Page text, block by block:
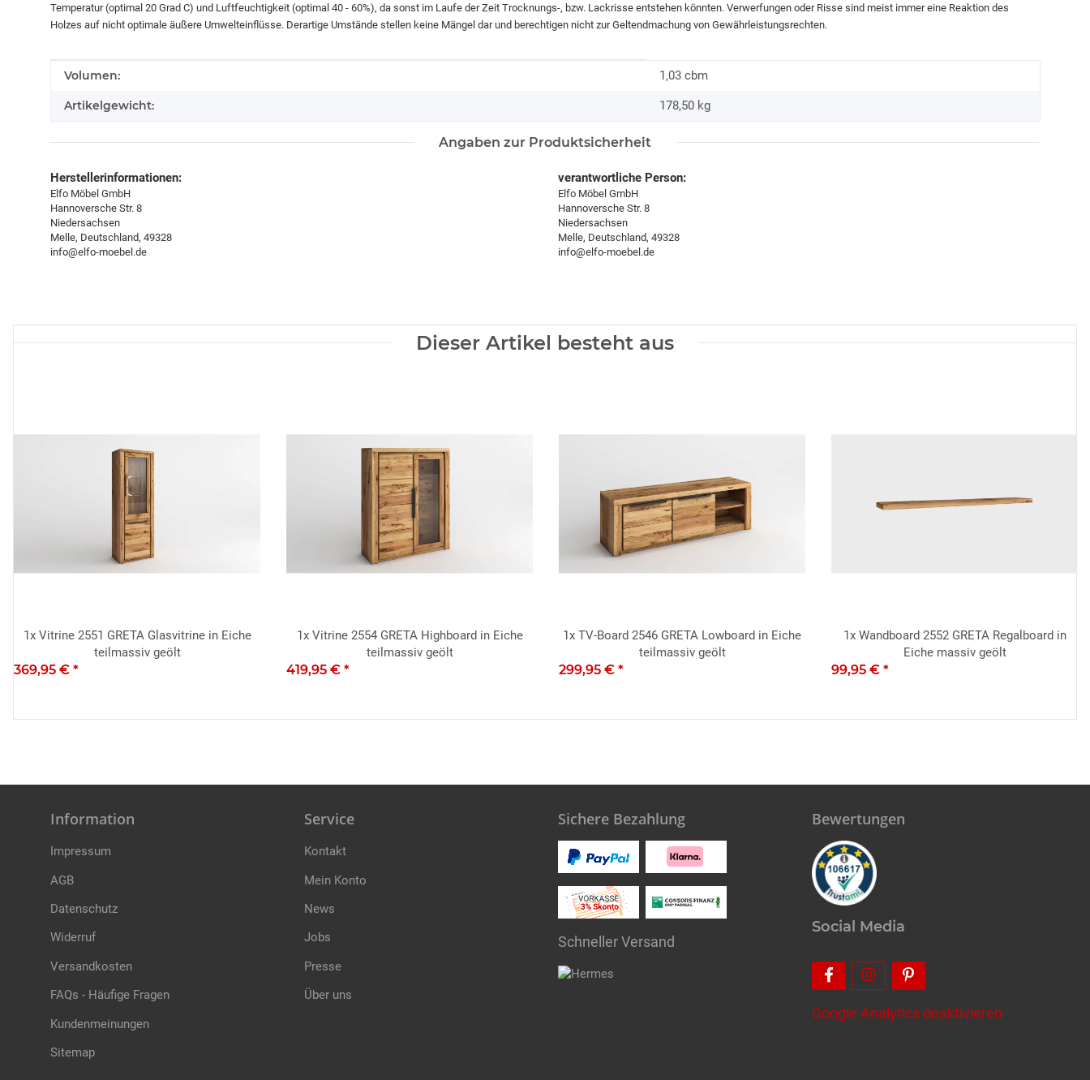
Temperatur (optimal 20 Grad C) und Luftfeuchtigkeit (optimal 40 - 60%), da sonst im Laufe der Zeit Trocknungs-, bzw. Lackrisse entstehen könnten. Verwerfungen oder Risse sind meist immer eine Reaktion des
Holzes auf nicht optimale äußere Umwelteinflüsse. Derartige Umstände stellen keine Mängel dar und berechtigen nicht zur Geltendmachung von Gewährleistungsrechten.
Produkteigenschaft
Wert
Volumen: 1,03 cbm
Artikelgewicht: 178,50 kg
Angaben zur Produktsicherheit
Herstellerinformationen:
Elfo Möbel GmbH
Hannoversche Str. 8
Niedersachsen
Melle, Deutschland, 49328
info@elfo-moebel.de
verantwortliche Person:
Elfo Möbel GmbH
Hannoversche Str. 8
Niedersachsen
Melle, Deutschland, 49328
info@elfo-moebel.de
Dieser Artikel besteht aus
1x Vitrine 2551 GRETA Glasvitrine in Eiche
teilmassiv geölt
369,95 € *
1x Vitrine 2554 GRETA Highboard in Eiche
teilmassiv geölt
419,95 € *
1x TV-Board 2546 GRETA Lowboard in Eiche
teilmassiv geölt
299,95 € *
1x Wandboard 2552 GRETA Regalboard in
Eiche massiv geölt
99,95 € *
Information
Impressum
AGB
Datenschutz
Widerruf
Versandkosten
FAQs - Häufige Fragen
Kundenmeinungen
Sitemap
Service
Kontakt
Mein Konto
News
Jobs
Presse
Über uns
Sichere Bezahlung
Schneller Versand
Bewertungen
Social Media
Google Analytics deaktivieren